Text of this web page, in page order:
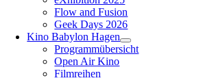
Flow and Fusion
Geek Days 2026
Kino Babylon Hagen
Programmübersicht
Open Air Kino
Filmreihen